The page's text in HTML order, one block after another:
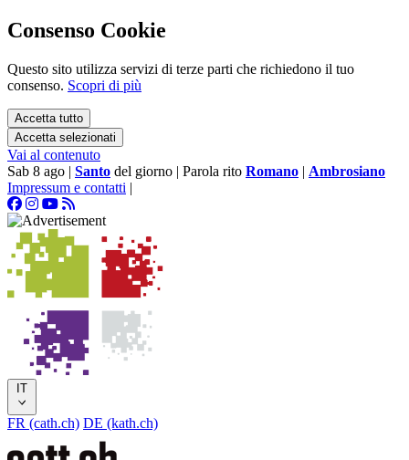
Consenso Cookie
Questo sito utilizza servizi di terze parti che richiedono il tuo
consenso. Scopri di più
Accetta tutto
Accetta selezionati
Vai al contenuto
Sab 8 ago | Santo del giorno | Parola rito Romano | Ambrosiano
Impressum e contatti |
IT
FR (cath.ch) DE (kath.ch)